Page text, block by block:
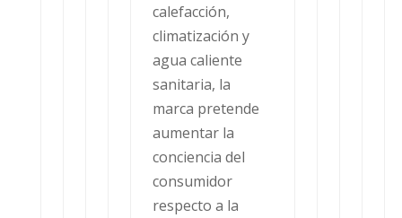
calefacción,
climatización y
agua caliente
sanitaria, la
marca pretende
aumentar la
conciencia del
consumidor
respecto a la